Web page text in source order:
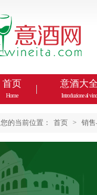
首页
Home
意酒大全
Introduzione al vino
您的当前位置： 首页 > 销售